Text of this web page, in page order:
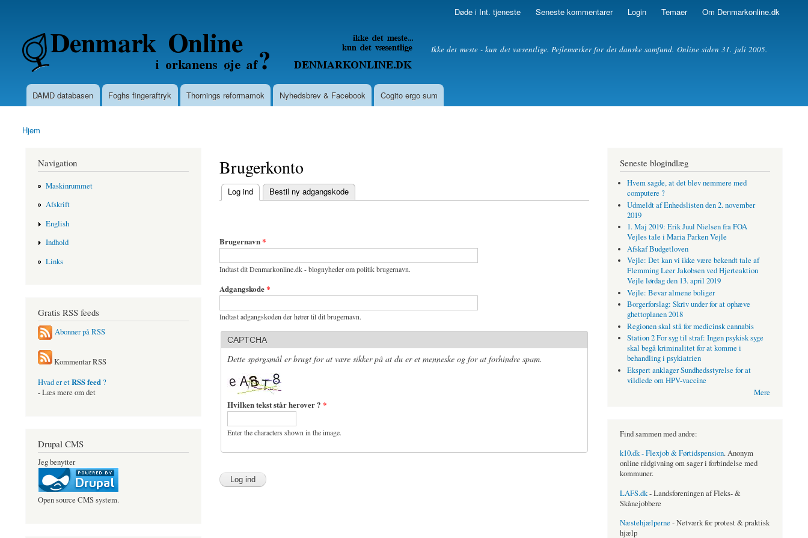
content
Døde i Int. tjeneste Seneste kommentarer Login Temaer Om Denmarkonline.dk
Denmarkonline.dk - blognyheder om politik Ikke det meste - kun det væsentlige. Pejlemærker for det danske samfund. Online siden 31. juli 2005.
Main menu
DAMD databasen Foghs fingeraftryk Thornings reformamok Nyhedsbrev & Facebook Cogito ergo sum
You are here
Hjem
Brugerkonto
Primary tabs
Log ind
(active tab) Bestil ny adgangskode
Brugernavn*
Indtast dit Denmarkonline.dk - blognyheder om politik brugernavn.
Adgangskode*
Indtast adgangskoden der hører til dit brugernavn.
CAPTCHA
Dette spørgsmål er brugt for at være sikker på at du er et menneske og for at forhindre spam.
Hvilken tekst står herover ? *
Enter the characters shown in the image.
Navigation
Maskinrummet
Afskrift
English
Indhold
Links
Gratis RSS feeds
Abonner på RSS
Kommentar RSS
Hvad er etRSS feed ?
- Læs mere om det
Drupal CMS
Jeg benytter
Open source CMS system.
Seneste blogindlæg
Hvem sagde, at det blev nemmere med
computere ?
Udmeldt af Enhedslisten den 2. november
2019
1. Maj 2019: Erik Juul Nielsen fra FOA
Vejles tale i Maria Parken Vejle
Afskaf Budgetloven
Vejle: Det kan vi ikke være bekendt tale af
Flemming Leer Jakobsen ved Hjerteaktion
Vejle lørdag den 13. april 2019
Vejle: Bevar almene boliger
Borgerforslag: Skriv under for at ophæve
ghettoplanen 2018
Regionen skal stå for medicinsk cannabis
Station 2 For syg til straf: Ingen psykisk syge
skal begå kriminalitet for at komme i
behandling i psykiatrien
Ekspert anklager Sundhedsstyrelse for at
vildlede om HPV-vaccine
Mere
Find sammen med andre:
k10.dk - Flexjob & Førtidspension. Anonym
online rådgivning om sager i forbindelse med
kommuner.
LAFS.dk- Landsforeningen af Fleks- &
Skånejobbere
Næstehjælperne - Netværk for protest & praktisk
hjælp